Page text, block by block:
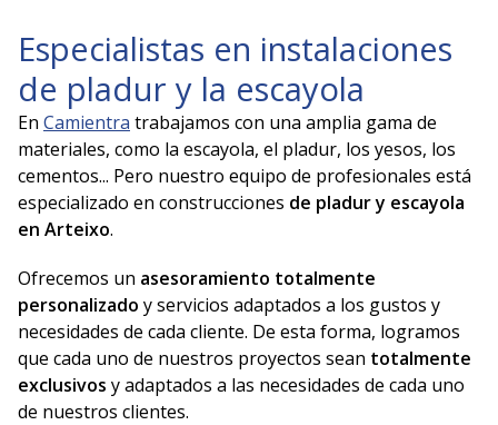
Especialistas en instalaciones
de pladur y la escayola
En Camientra trabajamos con una amplia gama de
materiales, como la escayola, el pladur, los yesos, los
cementos... Pero nuestro equipo de profesionales está
especializado en construcciones de pladur y escayola
en Arteixo.
Ofrecemos un asesoramiento totalmente
personalizado y servicios adaptados a los gustos y
necesidades de cada cliente. De esta forma, logramos
que cada uno de nuestros proyectos sean totalmente
exclusivos y adaptados a las necesidades de cada uno
de nuestros clientes.